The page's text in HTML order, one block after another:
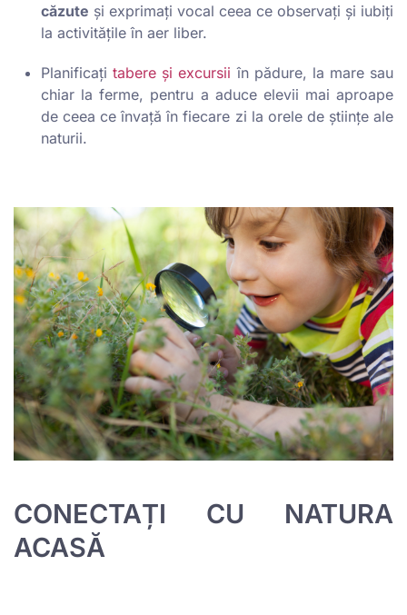
căzute și exprimați vocal ceea ce observați și iubiți
la activitățile în aer liber.
Planificațitabere și excursii în pădure, la mare sau
chiar la ferme, pentru a aduce elevii mai aproape
de ceea ce învață în fiecare zi la orele de științe ale
naturii.
CONECTAȚI CU NATURA
ACASĂ